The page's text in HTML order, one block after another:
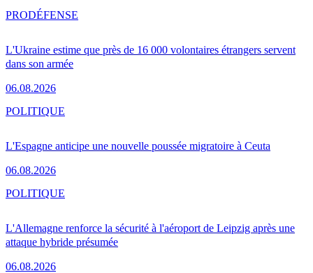
L'Ukraine estime que près de 16 000 volontaires étrangers servent
dans son armée
06.08.2026
PRODÉFENSE
L'Espagne anticipe une nouvelle poussée migratoire à Ceuta
06.08.2026
POLITIQUE
L'Allemagne renforce la sécurité à l'aéroport de Leipzig après une
attaque hybride présumée
06.08.2026
POLITIQUE